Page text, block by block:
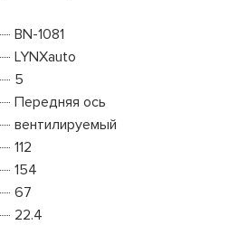
BN-1081
LYNXauto
5
Передняя ось
вентилируемый
112
154
67
22.4